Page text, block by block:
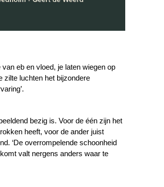
eb en vloed, je laten wiegen op
zilte luchten het bijzondere
bezig is. Voor de één zijn het
heeft, voor de ander juist
‘De overrompelende schoonheid
valt nergens anders waar te